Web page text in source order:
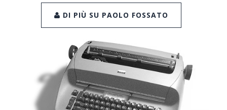
DI PIÙ SU PAOLO FOSSATO